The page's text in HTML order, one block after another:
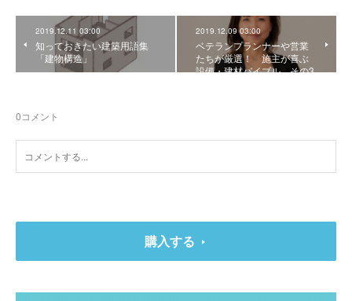
2019.12.11 03:00
知っておきたい建築用語集
「建物構造」
2019.12.09 03:00
ベテランプランナーや営業
たちが厳選！ 施主が喜ぶ
設備・建材バイブル その3
0コメント
購入する